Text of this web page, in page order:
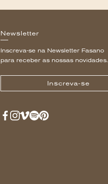
Newsletter
Inscreva-se na Newsletter Fasano
para receber as nossas novidades.
Inscreva-se